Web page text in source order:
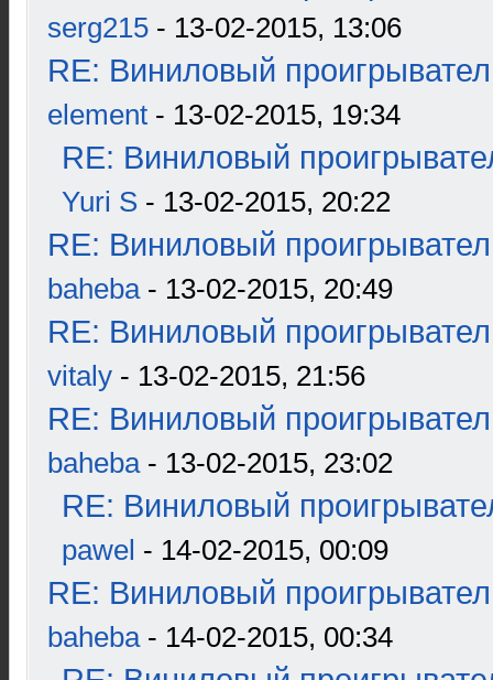
serg215 - 13-02-2015, 13:06
RE: Виниловый
element - 13-02-2015, 19:34
RE: Виниловый
Yuri S - 13-02-2015, 20:22
RE: Виниловый
baheba- 13-02-2015, 20:49
RE: Виниловый
vitaly - 13-02-2015, 21:56
RE: Виниловый
baheba- 13-02-2015, 23:02
RE: Виниловый
pawel - 14-02-2015, 00:09
RE: Виниловый
baheba- 14-02-2015, 00:34